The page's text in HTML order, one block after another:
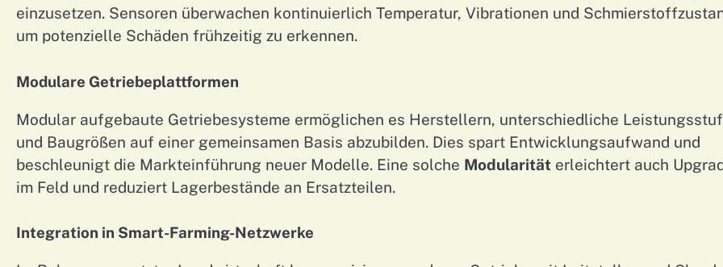
einzusetzen. Sensoren überwachen kontinuierlich Temperatur, Vibrationen und
um potenzielle Schäden frühzeitig zu erkennen.
Modulare Getriebeplattformen
Modular aufgebaute Getriebesysteme ermöglichen es Herstellern, unterschiedliche
und Baugrößen auf einer gemeinsamen Basis abzubilden. Dies spart Entwicklungsaufwand und
beschleunigt die Markteinführung neuer Modelle. Eine solche Modularität erleichtert auch
im Feld und reduziert Lagerbestände an Ersatzteilen.
Integration in Smart-Farming-Netzwerke